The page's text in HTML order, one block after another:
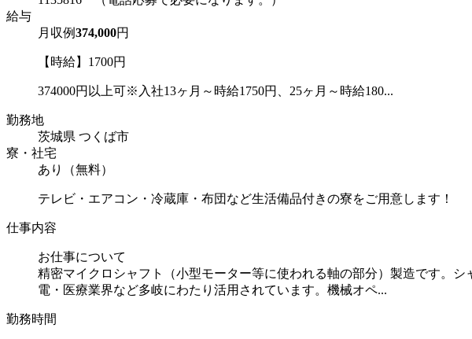
給与
月収例374,000円
【時給】1700円
374000円以上可※入社13ヶ月～時給1750円、25ヶ月～時給180...
勤務地
茨城県 つくば市
寮・社宅
あり（無料）
テレビ・エアコン・冷蔵庫・布団など生活備品付きの寮をご用意します！
仕事内容
お仕事について
精密マイクロシャフト（小型モーター等に使われる軸の部分）製造です。
電・医療業界など多岐にわたり活用されています。機械オペ...
勤務時間